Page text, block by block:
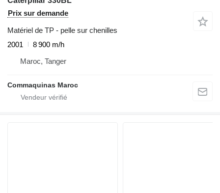
Prix sur demande
Matériel de TP - pelle sur chenilles
2001
8 900 m/h
Maroc, Tanger
Commaquinas Maroc